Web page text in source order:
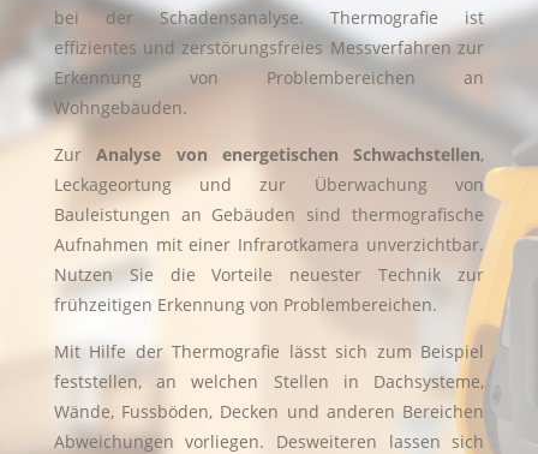
bei der Schadensanalyse. Thermografie ist
effizientes und zerstörungsfreies Messverfahren zur
Erkennung von Problembereichen an
Wohngebäuden.
ZurAnalyse von energetischen Schwachstellen,
Leckageortung und zur Überwachung von
Bauleistungen an Gebäuden sind thermografische
Aufnahmen mit einer Infrarotkamera unverzichtbar.
Nutzen Sie die Vorteile neuester Technik zur
frühzeitigen Erkennung von Problembereichen.
Mit Hilfe der Thermografie lässt sich zum Beispiel
feststellen, an welchen Stellen in Dachsysteme,
Wände, Fussböden, Decken und anderen Bereichen
Abweichungen vorliegen. Desweiteren lassen sich